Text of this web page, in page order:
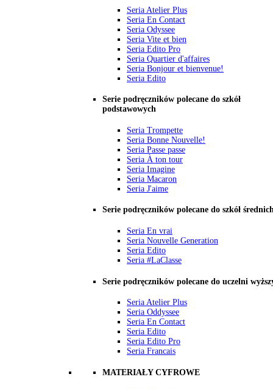
Seria Atelier Plus
Seria En Contact
Seria Odyssee
Seria Vite et bien
Seria Edito Pro
Seria Quartier d'affaires
Seria Bonjour et bienvenue!
Seria Edito
Serie podręczników polecane do szkół
podstawowych
Seria Trompette
Seria Bonne Nouvelle!
Seria Passe passe
Seria À ton tour
Seria Imagine
Seria Macaron
Seria J'aime
Serie podręczników polecane do szkół
Seria En vrai
Seria Nouvelle Generation
Seria Edito
Seria #LaClasse
Serie podręczników polecane do uczelni
Seria Atelier Plus
Seria Oddyssee
Seria En Contact
Seria Edito
Seria Edito Pro
Seria Francais
MATERIAŁY CYFROWE